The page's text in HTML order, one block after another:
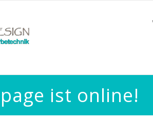
ist online!